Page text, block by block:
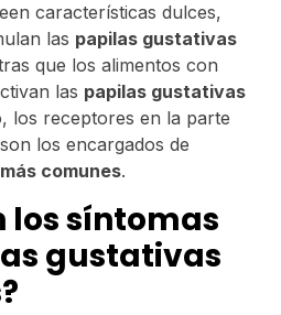
características dulces,
las papilas gustativas
que los alimentos con
las papilas gustativas
los receptores en la parte
los encargados de
comunes.
los síntomas
gustativas